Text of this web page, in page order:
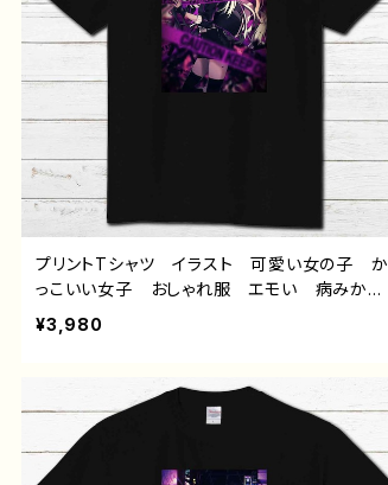
プリントTシャツ イラスト 可愛い女の子 か
っこいい女子 おしゃれ服 エモい 病みかわ
いい メンヘラ ヤンデレ ロングヘア ツー
トンカラー 黒髪 白髪 銀髪 タイトスカー
ンズ レディース おしゃれ 個性的 おすす
め 人気 イラストレーター 絵師 クリエイ
ター 黒 半袖シャツ デザイン コラボ オ
リジナル デザイン グッズ タイトル：黒野京
¥3,980